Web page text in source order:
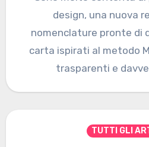
design, una nuova
nomenclature pronte di
carta ispirati al metodo
trasparenti e
TUTTI GLI